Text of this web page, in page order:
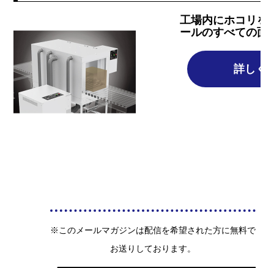
工場内にホコリを
ールのすべての面
詳しく
※このメールマガジンは配信を希望された方に無料で
お送りしております。